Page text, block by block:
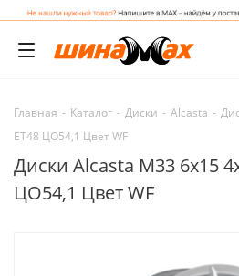
Главная - Каталог - Диски - Alcasta -
ET48 ЦО54,1 Цвет WF
Диски Alcasta M33 6x15
ЦО54,1 Цвет WF